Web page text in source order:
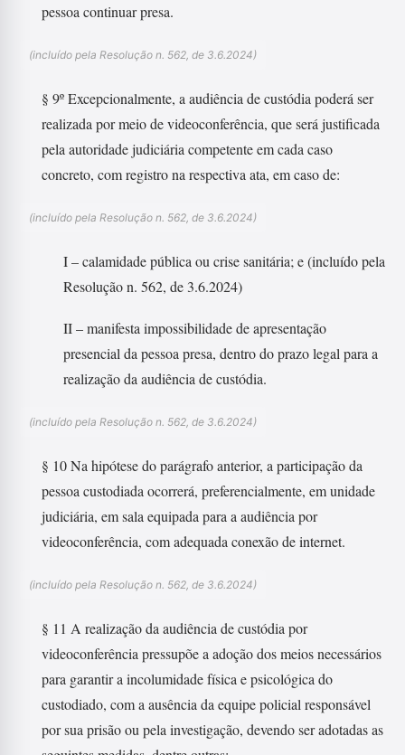
pessoa continuar presa.
(incluído pela Resolução n. 562, de 3.6.2024)
§ 9º Excepcionalmente, a audiência de custódia poderá ser
realizada por meio de videoconferência, que será justificada
pela autoridade judiciária competente em cada caso
concreto, com registro na respectiva ata, em caso de:
(incluído pela Resolução n. 562, de 3.6.2024)
I – calamidade pública ou crise sanitária; e (incluído pela
Resolução n. 562, de 3.6.2024)
II – manifesta impossibilidade de apresentação
presencial da pessoa presa, dentro do prazo legal para a
realização da audiência de custódia.
(incluído pela Resolução n. 562, de 3.6.2024)
§ 10 Na hipótese do parágrafo anterior, a participação da
pessoa custodiada ocorrerá, preferencialmente, em unidade
judiciária, em sala equipada para a audiência por
videoconferência, com adequada conexão de internet.
(incluído pela Resolução n. 562, de 3.6.2024)
§ 11 A realização da audiência de custódia por
videoconferência pressupõe a adoção dos meios necessários
para garantir a incolumidade física e psicológica do
custodiado, com a ausência da equipe policial responsável
por sua prisão ou pela investigação, devendo ser adotadas as